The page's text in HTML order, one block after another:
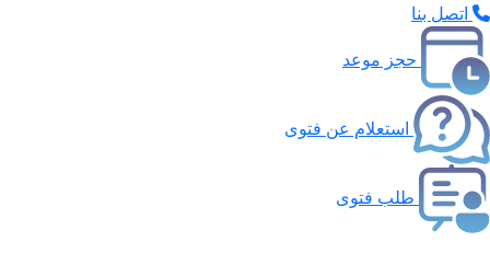
اتصل بنا
حجز موعد
استعلام عن فتوى
طلب فتوى